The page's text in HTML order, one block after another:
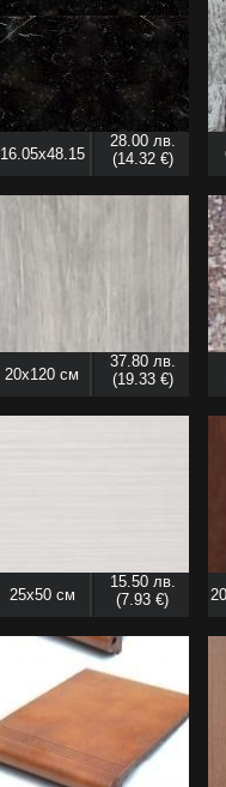
16.05x48.15
см
28.00 лв.
(14.32 €)
20x120 см
37.80 лв.
(19.33 €)
25x50 см
15.50 лв.
(7.93 €)